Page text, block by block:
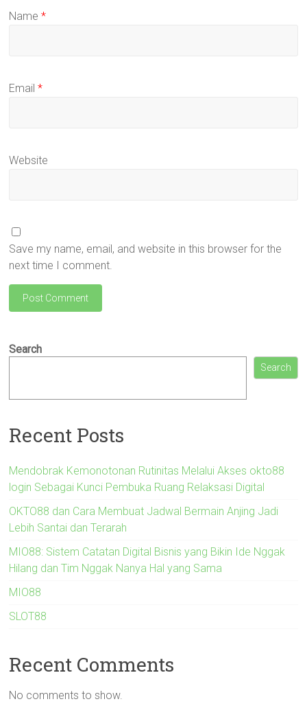
Name*
Email*
Website
Save my name, email, and website in this browser for the
next time I comment.
Search
Search
Recent Posts
Mendobrak Kemonotonan Rutinitas Melalui Akses okto88
login Sebagai Kunci Pembuka Ruang Relaksasi Digital
OKTO88 dan Cara Membuat Jadwal Bermain Anjing Jadi
Lebih Santai dan Terarah
MIO88: Sistem Catatan Digital Bisnis yang Bikin Ide Nggak
Hilang dan Tim Nggak Nanya Hal yang Sama
MIO88
SLOT88
Recent Comments
No comments to show.